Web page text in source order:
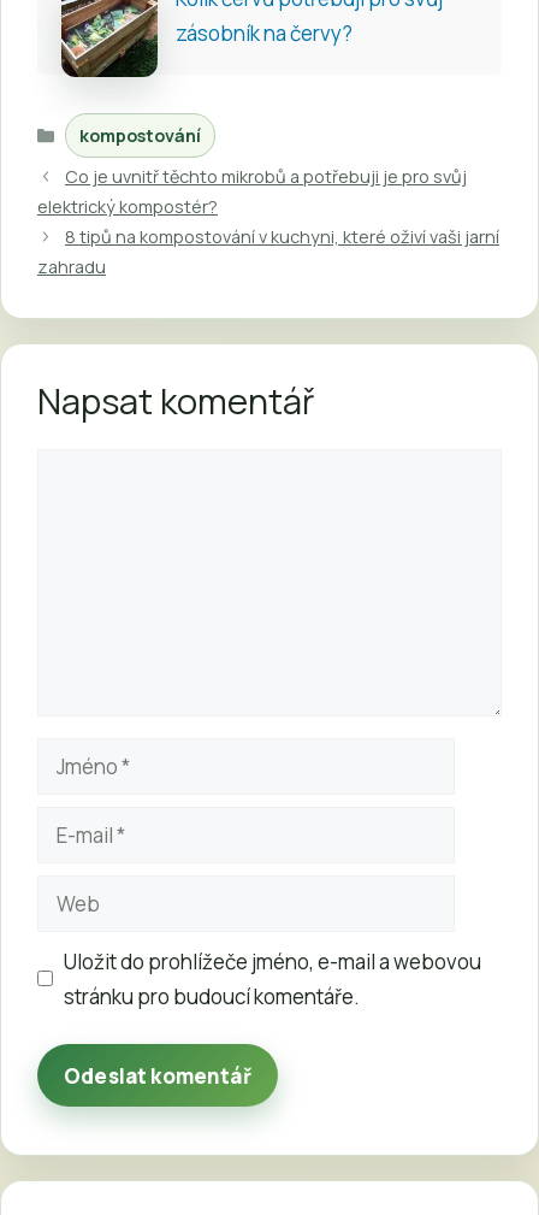
zásobník na červy?
Rubriky
kompostování
Co je uvnitř těchto mikrobů a potřebuji je pro svůj
elektrický kompostér?
8 tipů na kompostování v kuchyni, které oživí vaši jarní
zahradu
Napsat komentář
Jméno
Web
Uložit do prohlížeče jméno, e-mail a webovou
stránku pro budoucí komentáře.